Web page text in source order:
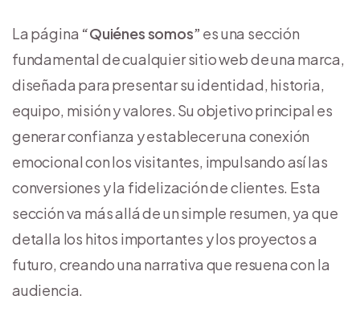
La página “Quiénes somos” es una sección
fundamental de cualquier sitio web de una marca,
diseñada para presentar su identidad, historia,
equipo, misión y valores. Su objetivo principal es
generar confianza y establecer una conexión
emocional con los visitantes, impulsando así las
conversiones y la fidelización de clientes. Esta
sección va más allá de un simple resumen, ya que
detalla los hitos importantes y los proyectos a
futuro, creando una narrativa que resuena con la
audiencia.